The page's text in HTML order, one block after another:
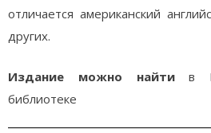
отличается американский
других.
Издание можно найтив
библиотеке